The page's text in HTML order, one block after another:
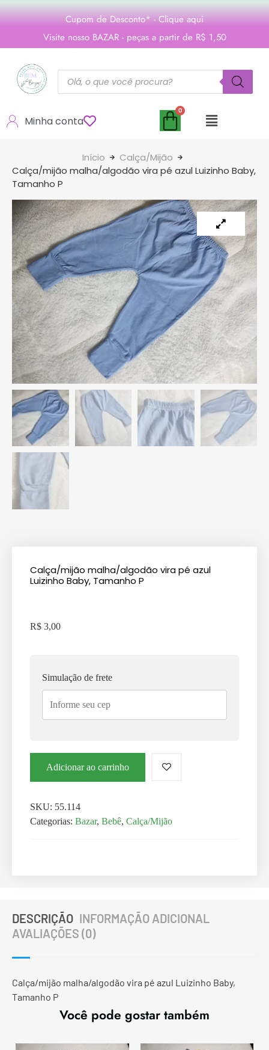
Cupom de Desconto* - Clique aqui
Visite nosso BAZAR - peças a partir de R$ 1,50
Minha conta
Início
Calça/Mijão
Calça/mijão malha/algodão vira pé azul Luizinho Baby,
Tamanho P
Calça/mijão malha/algodão vira pé azul
Luizinho Baby, Tamanho P
R$ 3,00
Simulação de frete
Adicionar ao carrinho
SKU: 55.114
Categorias: Bazar, Bebê, Calça/Mijão
DESCRIÇÃO INFORMAÇÃO ADICIONAL
AVALIAÇÕES (0)
Calça/mijão malha/algodão vira pé azul Luizinho Baby,
Tamanho P
Você pode gostar também